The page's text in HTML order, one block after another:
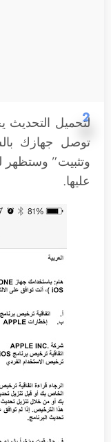
2
لتحميل التحديث
توصل جهازك
وتثبيت” وستظهر
عليها.